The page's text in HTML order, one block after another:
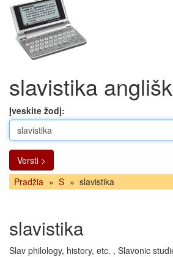
slavistika
Įveskite žodį:
Versti >
Pradžia » S » slavistika
slavistika
Slav philology, history, etc. , Slavonic